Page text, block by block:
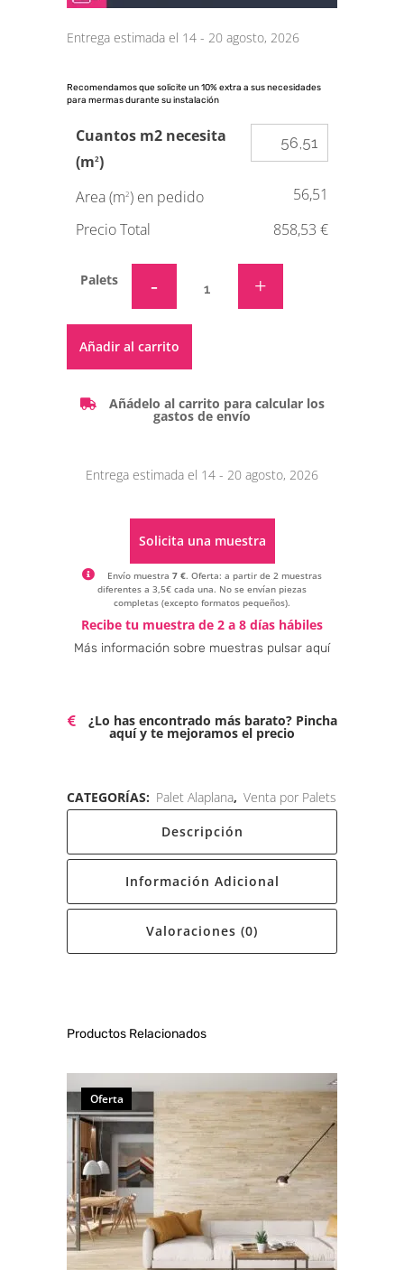
Entrega estimada el 14 - 20 agosto, 2026
Recomendamos que solicite un 10% extra a sus necesidades
para mermas durante su instalación
Cuantos m2 necesita
(m2)
Area (m2) en pedido
56,51
Precio Total
858,53 €
Palets
Añadir al carrito
Añádelo al carrito para calcular los
gastos de envío
Entrega estimada el 14 - 20 agosto, 2026
Solicita una muestra
Envío muestra 7 €. Oferta: a partir de 2 muestras
diferentes a 3,5€ cada una. No se envían piezas
completas (excepto formatos pequeños).
Alternative:
Recibe tu muestra de 2 a 8 días hábiles
Más información sobre muestras pulsar aquí
¿Lo has encontrado más barato? Pincha
aquí y te mejoramos el precio
CATEGORÍAS: Palet Alaplana, Venta por Palets
Descripción
Información Adicional
Valoraciones (0)
Productos Relacionados
Oferta